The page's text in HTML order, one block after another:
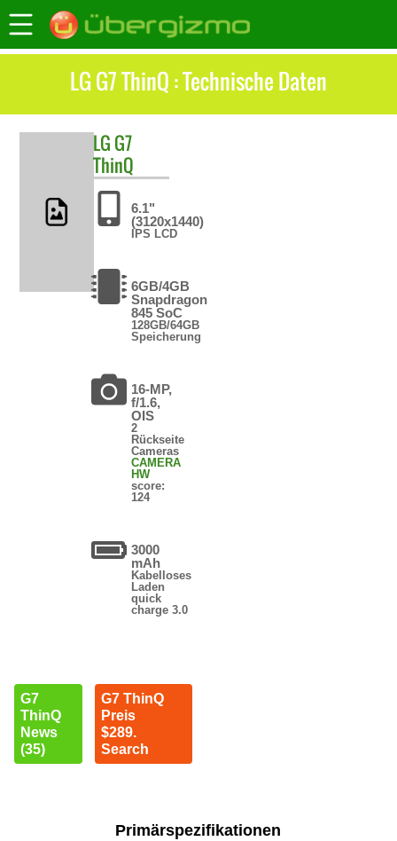
LG G7 ThinQ : Technische Daten
LG G7
ThinQ
6.1"
(3120x1440)
IPS LCD
6GB/4GB
Snapdragon
845 SoC
128GB/64GB
Speicherung
16-MP,
f/1.6,
OIS
2
Rückseite
Cameras
CAMERA
HW
score:
124
3000
mAh
Kabelloses
Laden
quick
charge 3.0
G7
ThinQ
News
(35)
G7 ThinQ
Preis
$289.
Search
Primärspezifikationen